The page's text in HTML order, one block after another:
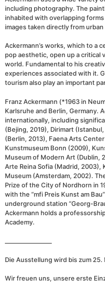
including photography. The
inhabited with overlapping
images taken directly from urban
Ackermann’s works, which to a
pop aesthetic, open up a critical
world. Fundamental to his
experiences associated with it.
tourism also play an important
Franz Ackermann (*1963 in
Karlsruhe and Berlin, Germany.
internationally, including
(Bejing, 2019), Dirimart
(Berlin, 2013), Faena Arts
Kunstmuseum Bonn (2009),
Museum of Modern Art (Dublin,
Arte Reina Sofia (Madrid,
Museum (Amsterdam, 2002).
Prize of the City of Nordhorn in
with the “mfi Preis Kunst am
underground station “Georg-
Ackermann holds a
Academy.
Die Ausstellung wird bis zum
Wir freuen uns, unsere erste